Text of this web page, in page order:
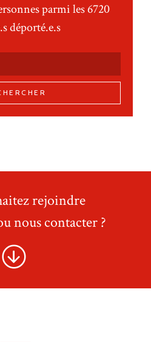
parmi les 6720
déporté.e.s
rejoindre
nous contacter ?